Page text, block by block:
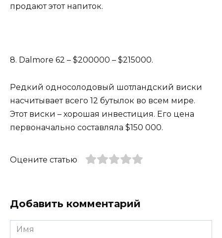
продают этот напиток.
8. Dalmore 62 – $200000 – $215000.
Редкий односолодовый шотландский виски
насчитывает всего 12 бутылок во всем мире.
Этот виски – хорошая инвестиция. Его цена
первоначально составляла $150 000.
Оцените статью
Добавить комментарий
Имя